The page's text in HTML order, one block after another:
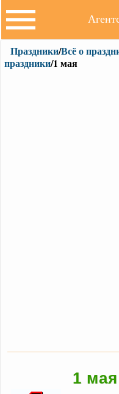
Праздники/Всё о
праздники/1 мая
1 мая